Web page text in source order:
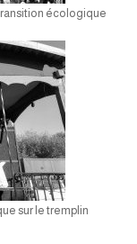
écologique
sur le tremplin